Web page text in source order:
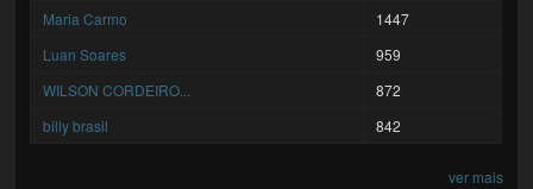
Maria Carmo
1447
Luan Soares
959
WILSON CORDEIRO...
872
billy brasil
842
ver mais